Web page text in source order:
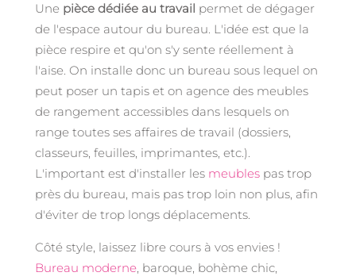
Une pièce dédiée au travail permet de dégager
de l'espace autour du bureau. L'idée est que la
pièce respire et qu'on s'y sente réellement à
l'aise. On installe donc un bureau sous lequel on
peut poser un tapis et on agence des meubles
de rangement accessibles dans lesquels on
range toutes ses affaires de travail (dossiers,
classeurs, feuilles, imprimantes, etc.).
L'important est d'installer les meubles pas trop
près du bureau, mais pas trop loin non plus, afin
d'éviter de trop longs déplacements.
Côté style, laissez libre cours à vos envies !
Bureau moderne, baroque, bohème chic,